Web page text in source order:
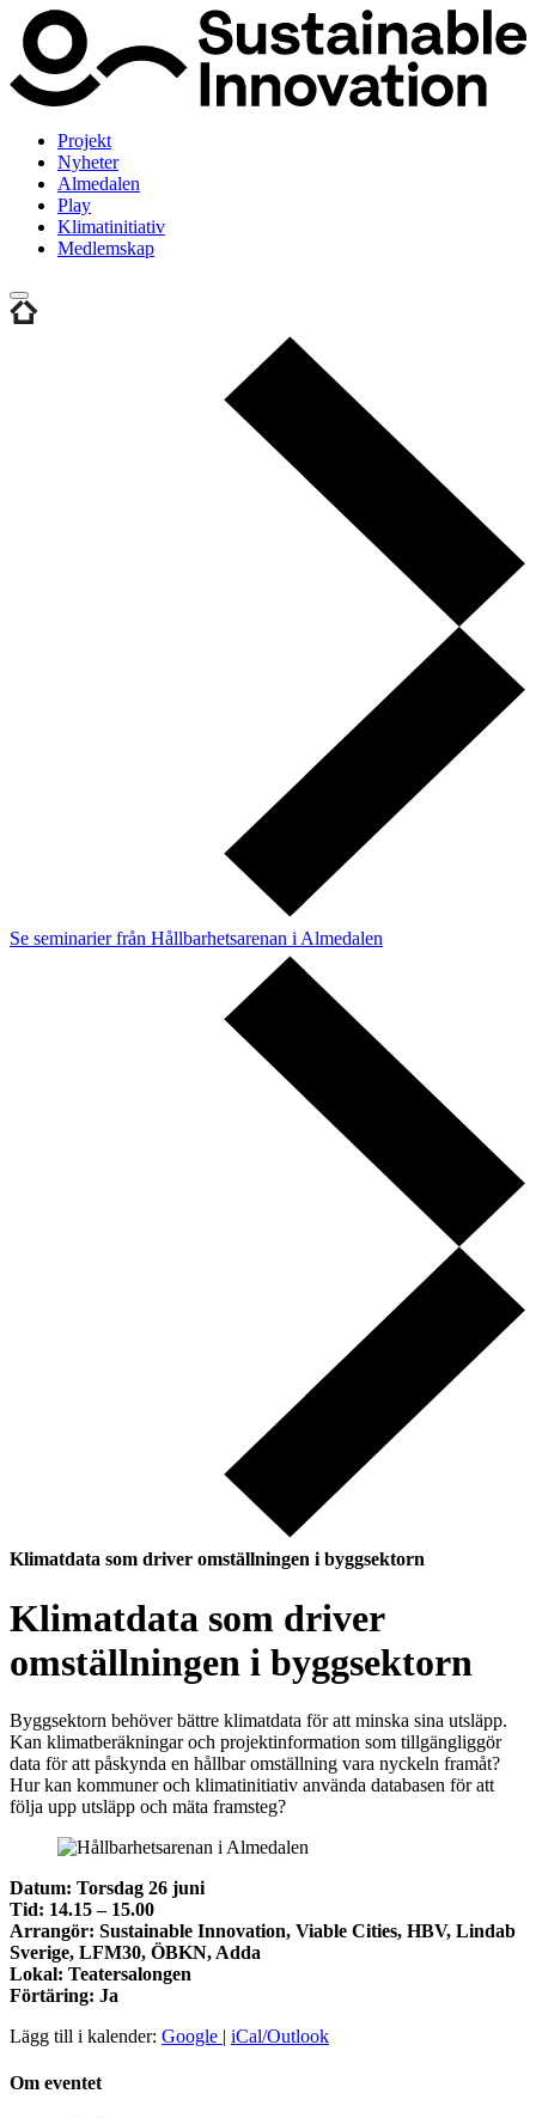
Projekt
Nyheter
Almedalen
Play
Klimatinitiativ
Medlemskap
Se seminarier från Hållbarhetsarenan i Almedalen
Klimatdata som driver omställningen i byggsektorn
Klimatdata som driver
omställningen i byggsektorn
Byggsektorn behöver bättre klimatdata för att minska sina utsläpp.
Kan klimatberäkningar och projektinformation som tillgängliggör
data för att påskynda en hållbar omställning vara nyckeln framåt?
Hur kan kommuner och klimatinitiativ använda databasen för att
följa upp utsläpp och mäta framsteg?
Datum: Torsdag 26 juni
Tid: 14.15 – 15.00
Arrangör: Sustainable Innovation, Viable Cities, HBV, Lindab
Sverige, LFM30, ÖBKN, Adda
Lokal: Teatersalongen
Förtäring: Ja
Lägg till i kalender: Google | iCal/Outlook
Om eventet